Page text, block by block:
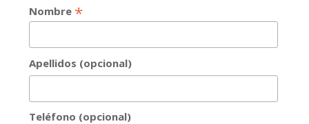
Nombre *
Apellidos (opcional)
Teléfono (opcional)